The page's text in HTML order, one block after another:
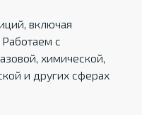
включая
с
химической,
и других сферах